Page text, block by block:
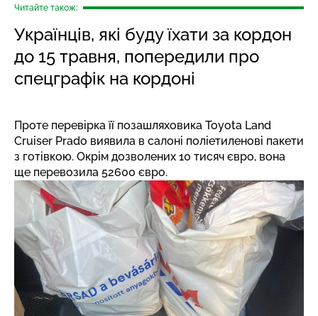
Читайте також:
Українців, які буду їхати за кордон
до 15 травня, попередили про
спецграфік на кордоні
Проте перевірка її позашляховика Toyota Land
Cruiser Prado виявила в салоні поліетиленові пакети
з готівкою. Окрім дозволених 10 тисяч євро, вона
ще перевозила 52600 євро.